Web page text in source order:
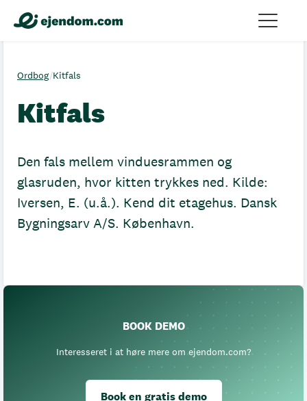
Ordbog/Kitfals
Kitfals
Den fals mellem vinduesrammen og
glasruden, hvor kitten trykkes ned. Kilde:
Iversen, E. (u.å.). Kend dit etagehus. Dansk
Bygningsarv A/S. København.
BOOK DEMO
Interesseret i at høre mere om ejendom.com?
Book en gratis demo